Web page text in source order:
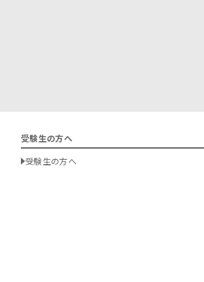
受験生の方へ
受験生の方へ